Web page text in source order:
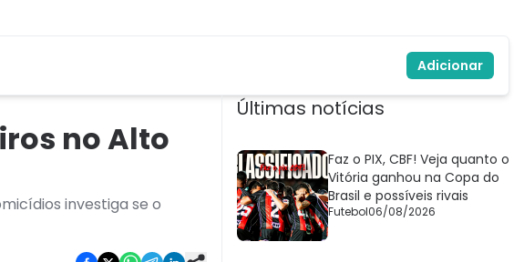
Adicionar
no Alto
investiga se o
Últimas notícias
Faz o PIX, CBF! Veja quanto o
Vitória ganhou na Copa do
Brasil e possíveis rivais
Futebol06/08/2026